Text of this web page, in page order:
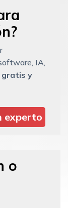
IA,
gratis y
experto
o